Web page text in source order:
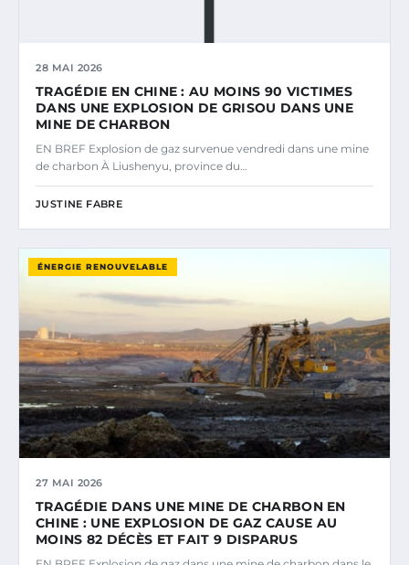
28 MAI 2026
TRAGÉDIE EN CHINE : AU MOINS 90 VICTIMES
DANS UNE EXPLOSION DE GRISOU DANS UNE
MINE DE CHARBON
EN BREF Explosion de gaz survenue vendredi dans une mine
de charbon À Liushenyu, province du…
JUSTINE FABRE
ÉNERGIE RENOUVELABLE
27 MAI 2026
TRAGÉDIE DANS UNE MINE DE CHARBON EN
CHINE : UNE EXPLOSION DE GAZ CAUSE AU
MOINS 82 DÉCÈS ET FAIT 9 DISPARUS